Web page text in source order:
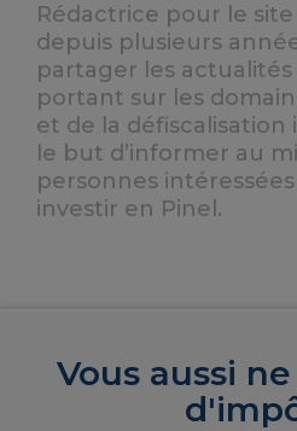
Rédactrice pour le
depuis plusieurs
partager les
portant sur les
et de la
le but d’informer au
personnes
investir en Pinel.
Vous aussi